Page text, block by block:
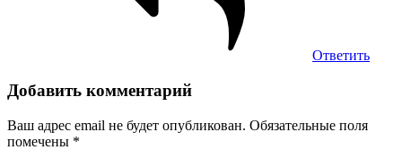
Ответить
Добавить комментарий
Ваш адрес email не будет опубликован. Обязательные поля
помечены *